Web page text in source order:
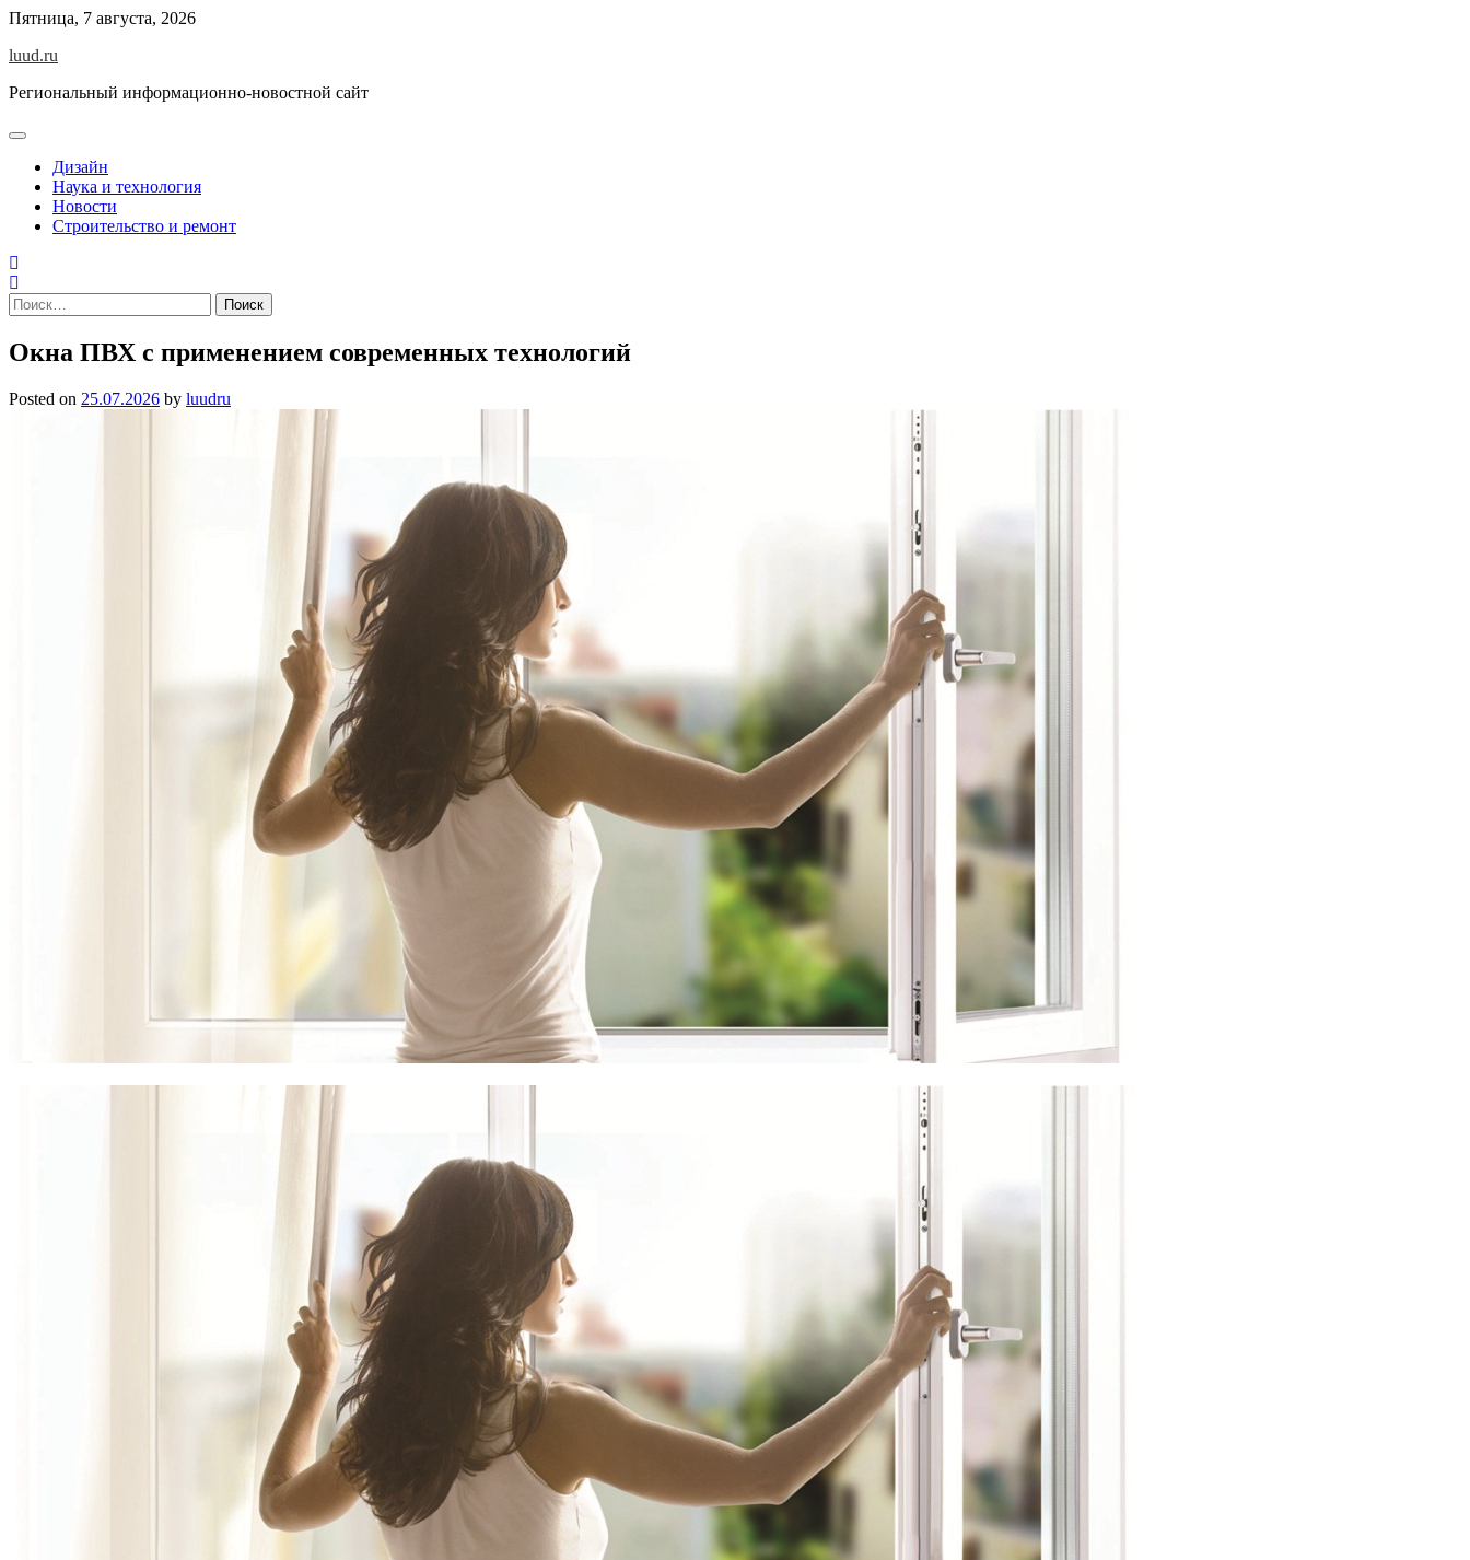
Skip
content
Пятница, 7 августа, 2026
luud.ru
Региональный информационно-новостной сайт
Дизайн
Наука и технология
Новости
Строительство и ремонт
Найти:
Окна ПВХ с применением современных технологий
Posted on 25.07.2026 by luudru